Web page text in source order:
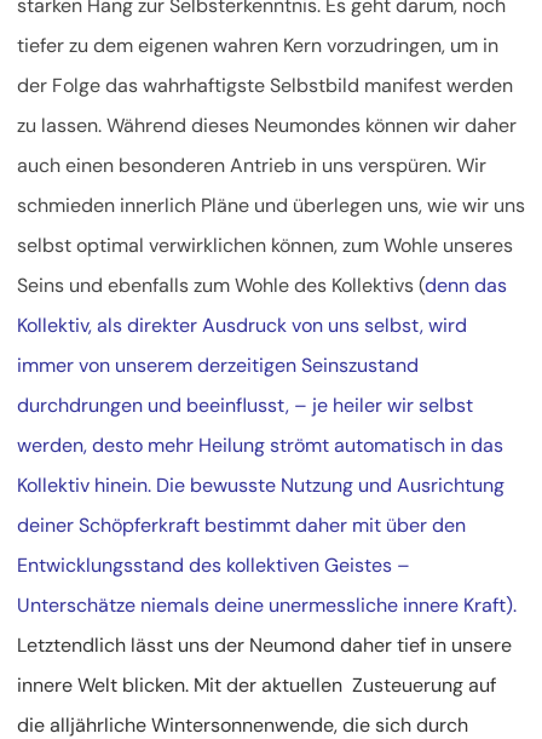
tiefer zu dem eigenen wahren Kern vorzudringen, um in
der Folge das wahrhaftigste Selbstbild manifest werden
zu lassen. Während dieses Neumondes können wir daher
auch einen besonderen Antrieb in uns verspüren. Wir
schmieden innerlich Pläne und überlegen uns, wie wir uns
selbst optimal verwirklichen können, zum Wohle unseres
Seins und ebenfalls zum Wohle des Kollektivs (denn das
Kollektiv, als direkter Ausdruck von uns selbst, wird
immer von unserem derzeitigen Seinszustand
durchdrungen und beeinflusst, – je heiler wir selbst
werden, desto mehr Heilung strömt automatisch in das
Kollektiv hinein. Die bewusste Nutzung und Ausrichtung
deiner Schöpferkraft bestimmt daher mit über den
Entwicklungsstand des kollektiven Geistes –
Unterschätze niemals deine unermessliche innere Kraft).
Letztendlich lässt uns der Neumond daher tief in unsere
innere Welt blicken. Mit der aktuellen Zusteuerung auf
die alljährliche Wintersonnenwende, die sich durch